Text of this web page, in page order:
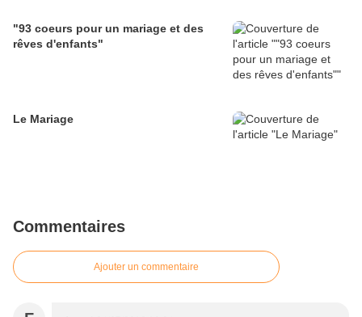
"93 coeurs pour un mariage et des
rêves d'enfants"
Le Mariage
Commentaires
Ajouter un commentaire